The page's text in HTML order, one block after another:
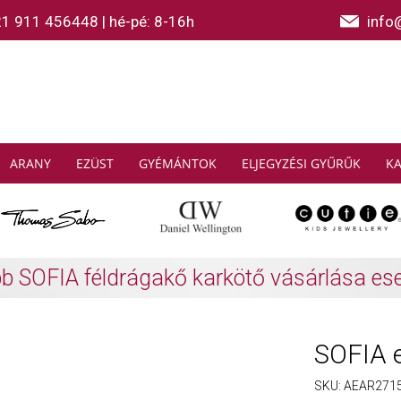
911 456448 | hé-pé: 8-16h
ARANY EZÜST GYÉMÁNTOK ELJEGYZÉSI GYŰRŰK
SABO: Gyűjtsön és spóroljon További
SOFIA
SKU: